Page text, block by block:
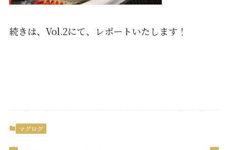
続きは、Vol.2にて、レポートいたします！
マグログ